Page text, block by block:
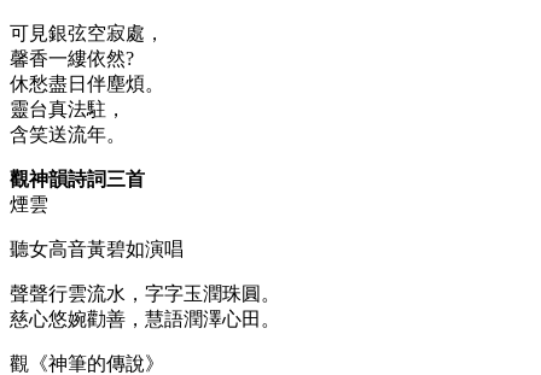
可見銀弦空寂處，
馨香一縷依然?
休愁盡日伴塵煩。
靈台真法駐，
含笑送流年。
觀神韻詩詞三首
煙雲
聽女高音黃碧如演唱
聲聲行雲流水，字字玉潤珠圓。
慈心悠婉勸善，慧語潤澤心田。
觀《神筆的傳說》